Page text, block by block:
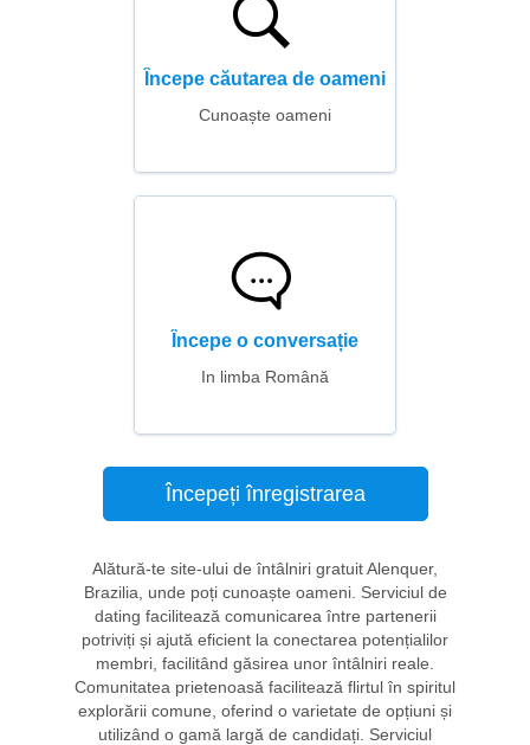
Începe căutarea de oameni
Cunoaște oameni
Începe o conversație
In limba Română
Începeți înregistrarea
Alătură-te site-ului de întâlniri gratuit Alenquer,
Brazilia, unde poți cunoaște oameni. Serviciul de
dating facilitează comunicarea între partenerii
potriviți și ajută eficient la conectarea potențialilor
membri, facilitând găsirea unor întâlniri reale.
Comunitatea prietenoasă facilitează flirtul în spiritul
explorării comune, oferind o varietate de opțiuni și
utilizând o gamă largă de candidați. Serviciul